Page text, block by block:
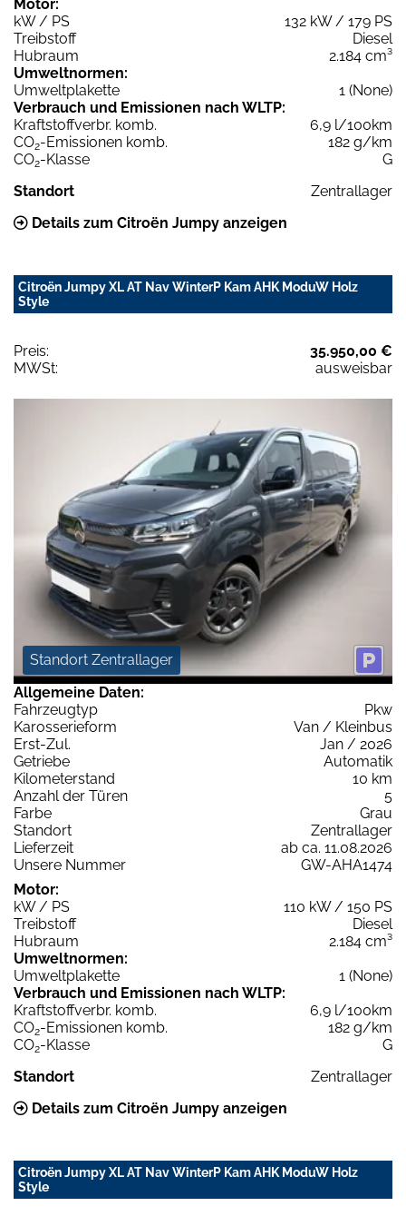
Motor:
kW / PS
132 kW / 179 PS
Treibstoff
Diesel
Hubraum
2.184 cm³
Umweltnormen:
Umweltplakette
1 (None)
Verbrauch und Emissionen nach WLTP:
Kraftstoffverbr. komb.
6,9 l/100km
CO2-Emissionen komb.
182 g/km
CO2-Klasse
G
Standort
Zentrallager
Details zum Citroën Jumpy anzeigen
Citroën Jumpy XL AT Nav WinterP Kam AHK ModuW Holz
Style
Preis:
35.950,00 €
MWSt:
ausweisbar
Standort Zentrallager
Allgemeine Daten:
Fahrzeugtyp
Pkw
Karosserieform
Van / Kleinbus
Erst-Zul.
Jan / 2026
Getriebe
Automatik
Kilometerstand
10 km
Anzahl der Türen
5
Farbe
Grau
Standort
Zentrallager
Lieferzeit
ab ca. 11.08.2026
Unsere Nummer
GW-AHA1474
Motor:
kW / PS
110 kW / 150 PS
Treibstoff
Diesel
Hubraum
2.184 cm³
Umweltnormen:
Umweltplakette
1 (None)
Verbrauch und Emissionen nach WLTP:
Kraftstoffverbr. komb.
6,9 l/100km
CO2-Emissionen komb.
182 g/km
CO2-Klasse
G
Standort
Zentrallager
Details zum Citroën Jumpy anzeigen
Citroën Jumpy XL AT Nav WinterP Kam AHK ModuW Holz
Style